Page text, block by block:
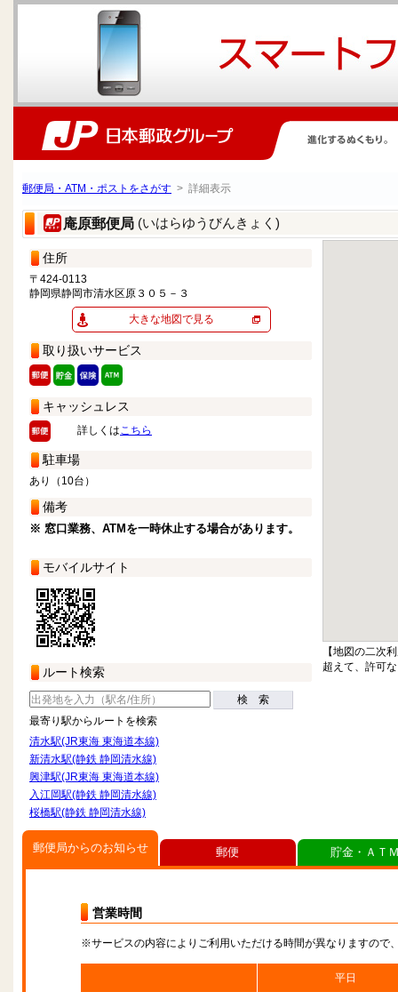
郵便局・ATM・ポストをさがす > 詳細表示
庵原郵便局 (いはらゆうびんきょく)
住所
〒424-0113
静岡県静岡市清水区原３０５－３
大きな地図で見る
取り扱いサービス
キャッシュレス
詳しくはこちら
駐車場
あり（10台）
備考
※ 窓口業務、ATMを一時休止する場合があります。
モバイルサイト
ルート検索
検 索
最寄り駅からルートを検索
清水駅(JR東海 東海道本線)
新清水駅(静鉄 静岡清水線)
興津駅(JR東海 東海道本線)
入江岡駅(静鉄 静岡清水線)
桜橋駅(静鉄 静岡清水線)
【地図の二次
超えて、許可
郵便局からのお知らせ
営業時間
※サービスの内容によりご利用いただける時間が異なりますので
平日
郵便 貯金・ＡＴ